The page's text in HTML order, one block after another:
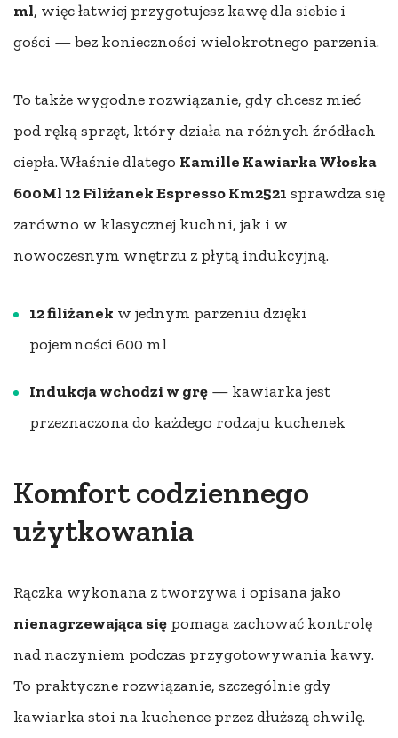
ml, więc łatwiej przygotujesz kawę dla siebie i
gości — bez konieczności wielokrotnego parzenia.
To także wygodne rozwiązanie, gdy chcesz mieć
pod ręką sprzęt, który działa na różnych źródłach
ciepła. Właśnie dlatego Kamille Kawiarka Włoska
600Ml 12 Filiżanek Espresso Km2521 sprawdza się
zarówno w klasycznej kuchni, jak i w
nowoczesnym wnętrzu z płytą indukcyjną.
12 filiżanek w jednym parzeniu dzięki
pojemności 600 ml
Indukcja wchodzi w grę — kawiarka jest
przeznaczona do każdego rodzaju kuchenek
Komfort codziennego
użytkowania
Rączka wykonana z tworzywa i opisana jako
nienagrzewająca się pomaga zachować kontrolę
nad naczyniem podczas przygotowywania kawy.
To praktyczne rozwiązanie, szczególnie gdy
kawiarka stoi na kuchence przez dłuższą chwilę.